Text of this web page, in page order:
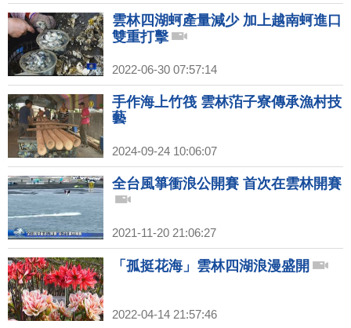
雲林四湖蚵產量減少 加上越南蚵進口
雙重打擊
2022-06-30 07:57:14
手作海上竹筏 雲林萡子寮傳承漁村技
藝
2024-09-24 10:06:07
全台風箏衝浪公開賽 首次在雲林開賽
2021-11-20 21:06:27
「孤挺花海」雲林四湖浪漫盛開
2022-04-14 21:57:46